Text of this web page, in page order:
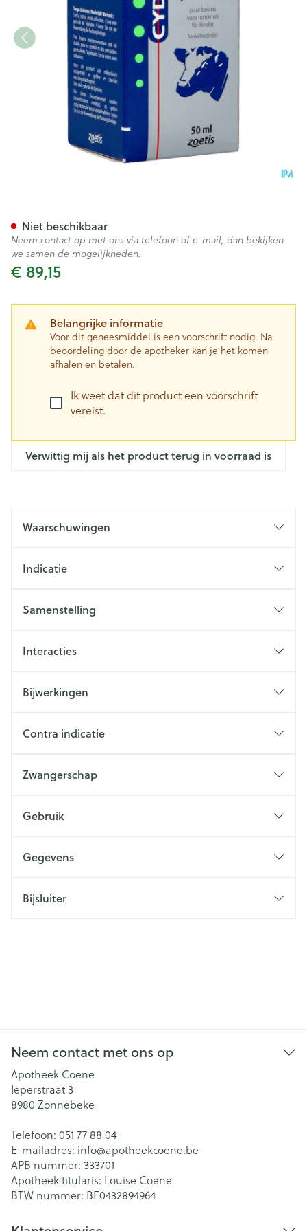
€ 89,15
Belangrijke informatie
Voor dit geneesmiddel is een voorschrift nodig. Na
beoordeling door de apotheker kan je het komen
afhalen en betalen.
Ik weet dat dit product een voorschrift
vereist.
Verwittig mij als het product terug in voorraad is
Niet beschikbaar
Neem contact op met ons via telefoon of e-mail, dan bekijken
we samen de mogelijkheden.
Waarschuwingen
Indicatie
Samenstelling
Interacties
Bijwerkingen
Contra indicatie
Zwangerschap
Gebruik
Gegevens
Bijsluiter
Neem contact met ons op
Apotheek Coene
Ieperstraat 3
8980 Zonnebeke
Telefoon: 051 77 88 04
E-mailadres: info@apotheekcoene.be
APB nummer: 333701
Apotheek titularis: Louise Coene
BTW nummer: BE0432894964